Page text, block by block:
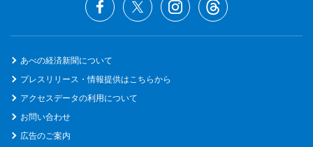
あべの経済新聞について
プレスリリース・情報提供はこちらから
アクセスデータの利用について
お問い合わせ
広告のご案内